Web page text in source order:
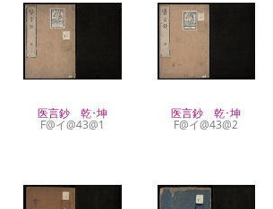
医言鈔 乾･坤
F@イ@43@1
医言鈔 乾･坤
F@イ@43@2